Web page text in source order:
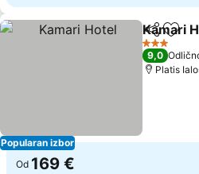
Popularan izbor
Deli
Kamari
3 Zvezdice
9,0
Platis
Od 169 €